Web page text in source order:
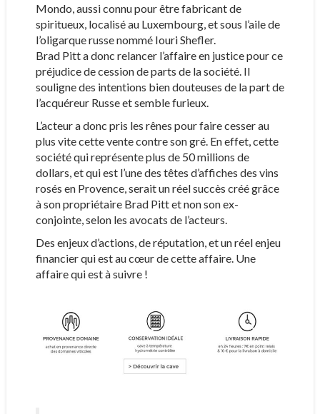
Mondo, aussi connu pour être fabricant de
spiritueux, localisé au Luxembourg, et sous l’aile de
l’oligarque russe nommé Iouri Shefler.
Brad Pitt a donc relancer l’affaire en justice pour ce
préjudice de cession de parts de la société. Il
souligne des intentions bien douteuses de la part de
l’acquéreur Russe et semble furieux.
L’acteur a donc pris les rênes pour faire cesser au
plus vite cette vente contre son gré. En effet, cette
société qui représente plus de 50 millions de
dollars, et qui est l’une des têtes d’affiches des vins
rosés en Provence, serait un réel succès créé grâce
à son propriétaire Brad Pitt et non son ex-
conjointe, selon les avocats de l’acteurs.
Des enjeux d’actions, de réputation, et un réel enjeu
financier qui est au cœur de cette affaire. Une
affaire qui est à suivre !